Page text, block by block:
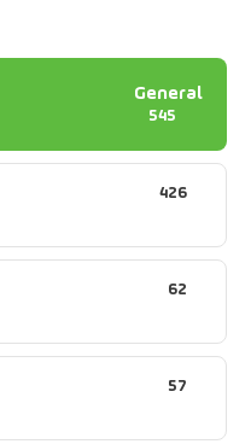
General
545
426
62
57